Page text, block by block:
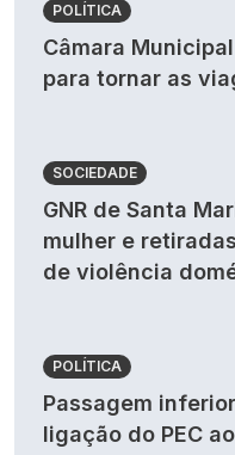
POLÍTICA
Câmara
para tornar as
SOCIEDADE
GNR de Santa
mulher e
de violência
POLÍTICA
Passagem
ligação do PEC